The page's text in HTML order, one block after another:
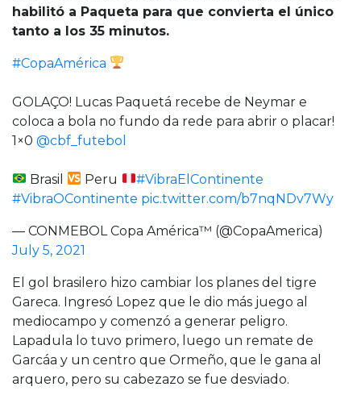
habilitó a Paqueta para que convierta el único
tanto a los 35 minutos.
#CopaAmérica
GOLAÇO! Lucas Paquetá recebe de Neymar e
coloca a bola no fundo da rede para abrir o placar!
1×0 @cbf_futebol
Brasil Peru
#VibraElContinente
#VibraOContinente pic.twitter.com/b7nqNDv7Wy
— CONMEBOL Copa América™️ (@CopaAmerica)
July 5, 2021
El gol brasilero hizo cambiar los planes del tigre
Gareca. Ingresó Lopez que le dio más juego al
mediocampo y comenzó a generar peligro.
Lapadula lo tuvo primero, luego un remate de
Garcáa y un centro que Ormeño, que le gana al
arquero, pero su cabezazo se fue desviado.